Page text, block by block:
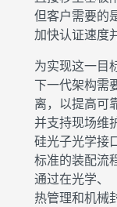
但客户需要的
加快认证速度
为实现这一目
下一代架构需
离，以提高可
并支持现场维
硅光子光学接
标准的装配流
通过在光学、
热管理和机械